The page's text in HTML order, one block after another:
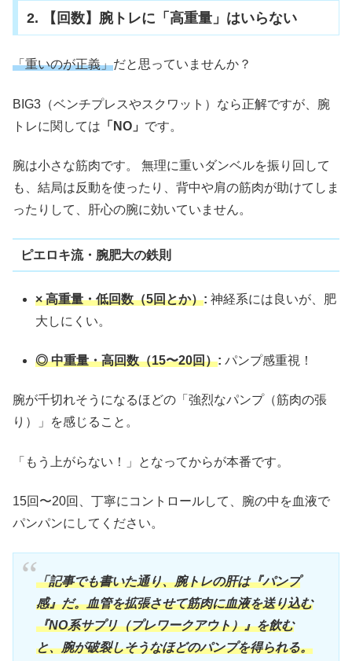
2. 【回数】腕トレに「高重量」はいらない
「重いのが正義」だと思っていませんか？
BIG3（ベンチプレスやスクワット）なら正解ですが、腕
トレに関しては 「NO」 です。
腕は小さな筋肉です。 無理に重いダンベルを振り回して
も、結局は反動を使ったり、背中や肩の筋肉が助けてしま
ったりして、肝心の腕に効いていません。
ピエロキ流・腕肥大の鉄則
× 高重量・低回数（5回とか）: 神経系には良いが、肥
大しにくい。
◎ 中重量・高回数（15〜20回）: パンプ感重視！
腕が千切れそうになるほどの「強烈なパンプ（筋肉の張
り）」を感じること。
「もう上がらない！」となってからが本番です。
15回〜20回、丁寧にコントロールして、腕の中を血液で
パンパンにしてください。
「記事でも書いた通り、腕トレの肝は『パンプ
感』だ。血管を拡張させて筋肉に血液を送り込む
『NO系サプリ（プレワークアウト）』を飲む
と、腕が破裂しそうなほどのパンプを得られる。